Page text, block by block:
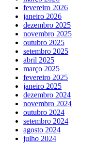
fevereiro 2026
janeiro 2026
dezembro 2025
novembro 2025
outubro 2025
setembro 2025
abril 2025
março 2025
fevereiro 2025
janeiro 2025
dezembro 2024
novembro 2024
outubro 2024
setembro 2024
agosto 2024
julho 2024